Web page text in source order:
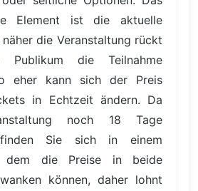
Element ist die aktuelle
die Veranstaltung rückt
die Teilnahme
eher kann sich der Preis
in Echtzeit ändern. Da
noch 18 Tage
Sie sich in einem
dem die Preise in beide
können, daher lohnt